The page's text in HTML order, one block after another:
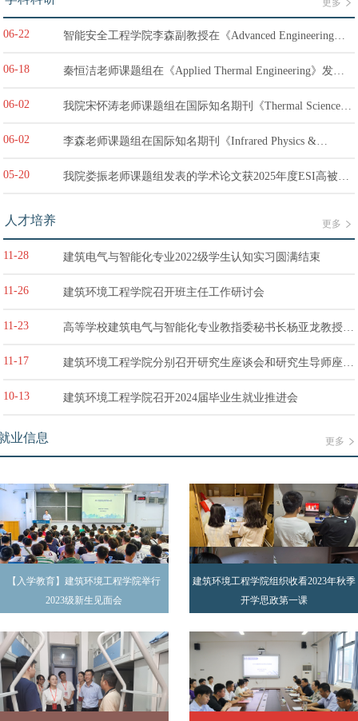
更多
06-22
智能安全工程学院李森副教授在《Advanced Engineering
06-18
秦恒洁老师课题组在《Applied Thermal Engineering》发表
06-02
我院宋怀涛老师课题组在国际知名期刊《Thermal Science
06-02
李森老师课题组在国际知名期刊《Infrared Physics &
05-20
我院娄振老师课题组发表的学术论文获2025年度ESI高被引
人才培养 更多
11-28 建筑电气与智能化专业2022级学生认知实习圆满结束
11-26 建筑环境工程学院召开班主任工作研讨会
11-23
高等学校建筑电气与智能化专业教指委秘书长杨亚龙教授莅
11-17
建筑环境工程学院分别召开研究生座谈会和研究生导师座谈
10-13
建筑环境工程学院召开2024届毕业生就业推进会
业信息 更多
【入学教育】建筑环境工程学院举行
2023级新生见面会
建筑环境工程学院组织收看2023年秋季
开学思政第一课